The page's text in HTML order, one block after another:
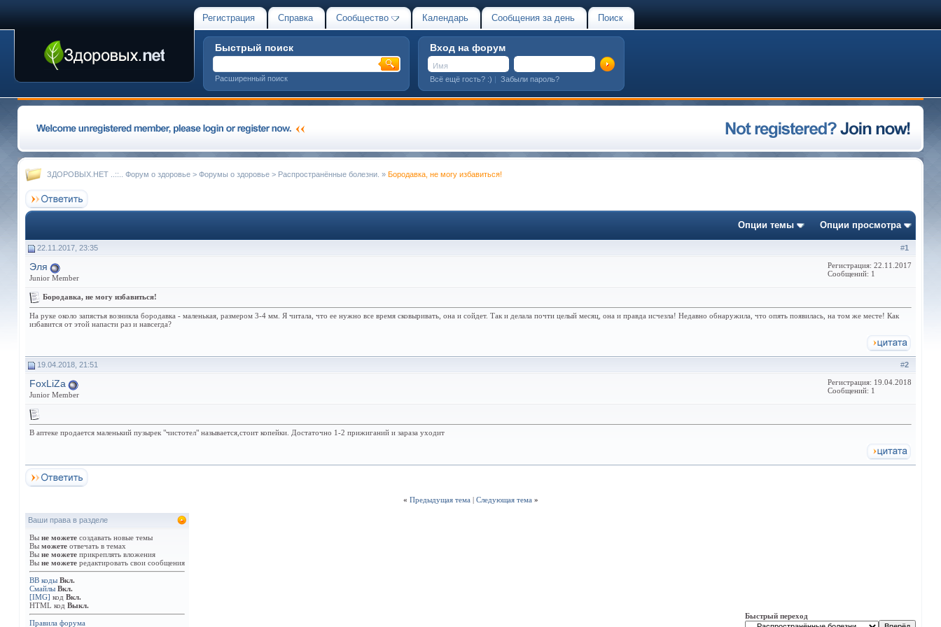
Регистрация Справка Сообщество Календарь Сообщения за день Поиск
Быстрый поиск
Расширенный поиск
Вход на форум
Всё ещё гость? :) | Забыли пароль?
ЗДОРОВЫХ.НЕТ ..::.. Форум о здоровье > Форумы о здоровье > Распространённые болезни. » Бородавка, не могу избавиться!
Опции темы Опции просмотра
#1
22.11.2017, 23:35
Эля
Junior Member
Регистрация: 22.11.2017
Сообщений: 1
Бородавка, не могу избавиться!
На руке около запястья возникла бородавка - маленькая, размером 3-4 мм. Я читала, что ее нужно все время сковыривать, она и сойдет. Так и делала почти целый месяц, она и правда исчезла! Недавно обнаружила, что опять появилась, на том же месте! Как
избавится от этой напасти раз и навсегда?
#2
19.04.2018, 21:51
FoxLiZa
Junior Member
Регистрация: 19.04.2018
Сообщений: 1
В аптеке продается маленький пузырек "чистотел" называется,стоит копейки. Достаточно 1-2 прижиганий и зараза уходит
« Предыдущая тема | Следующая тема »
Ваши права в разделе
Вы не можете создавать новые темы
Вы можете отвечать в темах
Вы не можете прикреплять вложения
Вы не можете редактировать свои сообщения
BB коды Вкл.
Смайлы Вкл.
[IMG] код Вкл.
HTML код Выкл.
Правила форума
Быстрый переход